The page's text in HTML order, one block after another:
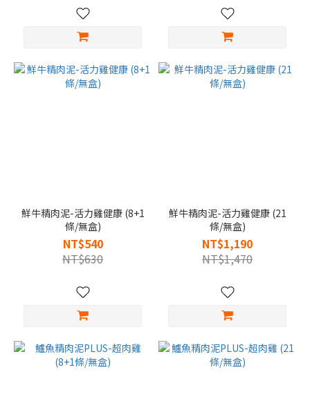
鮮牛精肉泥-活力雞健康 (8+1
條/無盒)
NT$540
NT$630
鮮牛精肉泥-活力雞健康 (21
條/無盒)
NT$1,190
NT$1,470